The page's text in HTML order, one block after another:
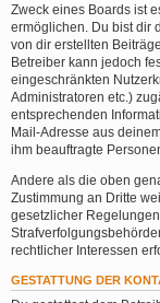
Zweck eines Boards ist
ermöglichen. Du bist dir
von dir erstellten
Betreiber kann jedoch
eingeschränkten
Administratoren etc.)
entsprechenden
Mail-Adresse aus
ihm beauftragte
Andere als die oben
Zustimmung an Dritte
gesetzlicher
rechtlicher Interessen
GESTATTUNG DER